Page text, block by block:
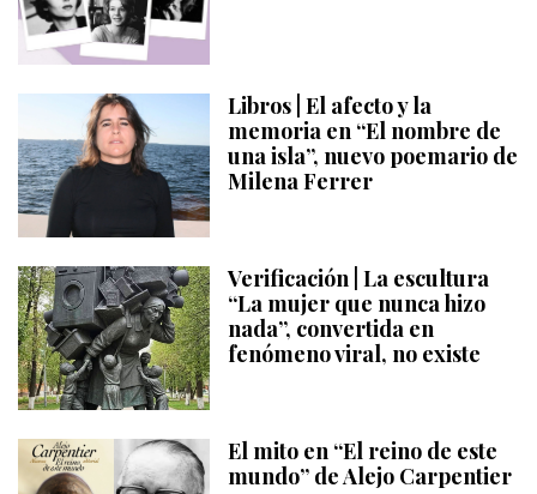
Libros | El afecto y la
memoria en “El nombre de
una isla”, nuevo poemario de
Milena Ferrer
Verificación | La escultura
“La mujer que nunca hizo
nada”, convertida en
fenómeno viral, no existe
El mito en “El reino de este
mundo” de Alejo Carpentier